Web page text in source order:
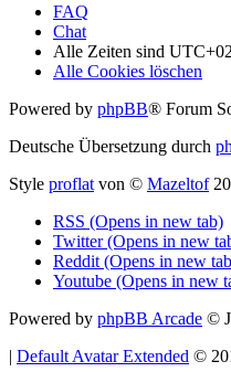
FAQ
Chat
Alle Zeiten sind
Alle Cookies löschen
Powered by phpBB® Forum
Deutsche Übersetzung durch
Style proflat von © Mazeltof
RSS (Opens in new tab)
Twitter (Opens in new
Reddit (Opens in new
Youtube (Opens in new
Powered by phpBB Arcade ©
| Default Avatar Extended ©